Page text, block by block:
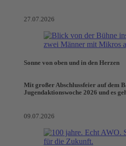
27.07.2026
Sonne von oben und in den Herzen
Mit großer Abschlussfeier auf dem
Jugendaktionswoche 2026 und es
09.07.2026